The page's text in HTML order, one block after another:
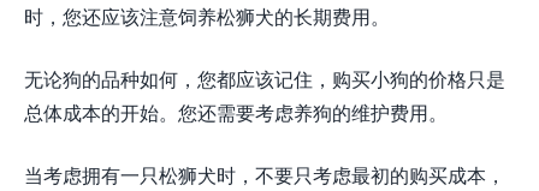
时，您还应该注意饲养松狮犬的长期费用。
无论狗的品种如何，您都应该记住，购买小狗的价格只是
总体成本的开始。您还需要考虑养狗的维护费用。
当考虑拥有一只松狮犬时，不要只考虑最初的购买成本，